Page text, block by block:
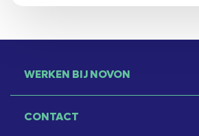
WERKEN BIJ NOVON
CONTACT